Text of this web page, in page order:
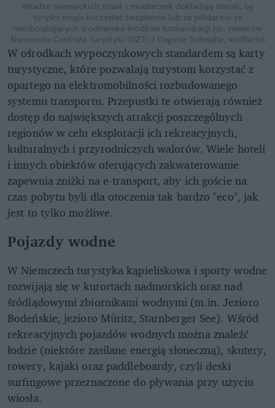
Władze niemieckich miast i miasteczek dokładają starań, by
turyści mogli korzystać bezpłatnie lub za półdarmo ze
nieobciążających środowiska środków komunikacji np. rowerów
Niemiecka Centrala Turystyki (DZT) / Dagmar Schwelle, vistBerlin
W ośrodkach wypoczynkowych standardem są karty
turystyczne, które pozwalają turystom korzystać z
opartego na elektromobilności rozbudowanego
systemu transportu. Przepustki te otwierają również
dostęp do największych atrakcji poszczególnych
regionów w celu eksploracji ich rekreacyjnych,
kulturalnych i przyrodniczych walorów. Wiele hoteli
i innych obiektów oferujących zakwaterowanie
zapewnia zniżki na e-transport, aby ich goście na
czas pobytu byli dla otoczenia tak bardzo "eco", jak
jest to tylko możliwe.
Pojazdy wodne
W Niemczech turystyka kąpieliskowa i sporty wodne
rozwijają się w kurortach nadmorskich oraz nad
śródlądowymi zbiornikami wodnymi (m.in. Jezioro
Bodeńskie, jezioro Müritz, Starnberger See). Wśród
rekreacyjnych pojazdów wodnych można znaleźć
łodzie (niektóre zasilane energią słoneczną), skutery,
rowery, kajaki oraz paddleboardy, czyli deski
surfingowe przeznaczone do pływania przy użyciu
wiosła.